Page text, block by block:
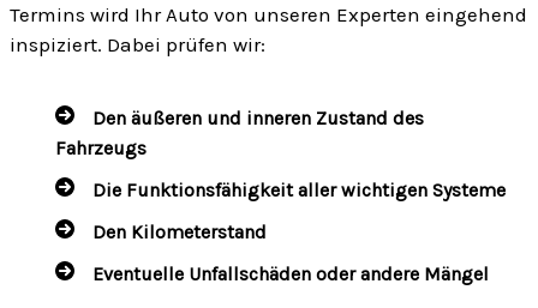
Termins wird Ihr Auto von unseren Experten eingehend
inspiziert. Dabei prüfen wir:
Den äußeren und inneren Zustand des
Fahrzeugs
Die Funktionsfähigkeit aller wichtigen Systeme
Den Kilometerstand
Eventuelle Unfallschäden oder andere Mängel